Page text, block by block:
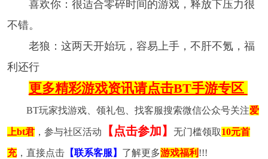
喜欢你：很适合零碎时间的游戏，释放下压力很
不错。
老狼：这两天开始玩，容易上手，不肝不氪，福
利还行
更多精彩游戏资讯请点击BT手游专区
BT玩家找游戏、领礼包、找客服搜索微信公众号关注爱
上bt君，参与社区活动 【点击参加】 无门槛领取10元首
充，直接点击【联系客服】 了解更多游戏福利 !!!